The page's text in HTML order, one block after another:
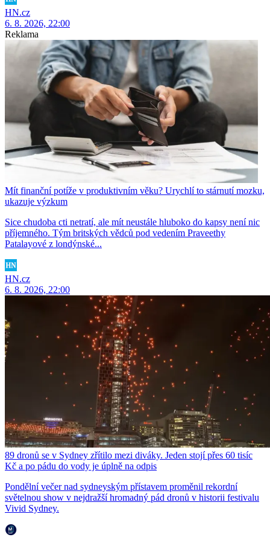
HN.cz
6. 8. 2026, 22:00
Reklama
Mít finanční potíže v produktivním věku? Urychlí to stárnutí mozku,
ukazuje výzkum
Sice chudoba cti netratí, ale mít neustále hluboko do kapsy není nic
příjemného. Tým britských vědců pod vedením Praveethy
Patalayové z londýnské...
HN.cz
6. 8. 2026, 22:00
89 dronů se v Sydney zřítilo mezi diváky. Jeden stojí přes 60 tisíc
Kč a po pádu do vody je úplně na odpis
Pondělní večer nad sydneyským přístavem proměnil rekordní
světelnou show v nejdražší hromadný pád dronů v historii festivalu
Vivid Sydney.